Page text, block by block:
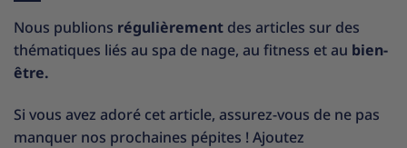
Nous publions régulièrement des articles sur des
thématiques liés au spa de nage, au fitness et au bien-
être.
Si vous avez adoré cet article, assurez-vous de ne pas
manquer nos prochaines pépites ! Ajoutez